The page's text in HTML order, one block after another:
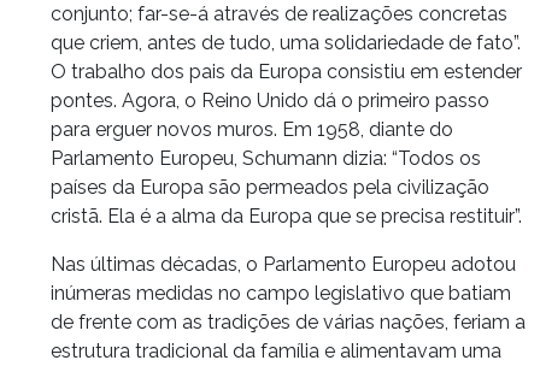
conjunto; far-se-á através de realizações concretas
que criem, antes de tudo, uma solidariedade de fato”.
O trabalho dos pais da Europa consistiu em estender
pontes. Agora, o Reino Unido dá o primeiro passo
para erguer novos muros. Em 1958, diante do
Parlamento Europeu, Schumann dizia: “Todos os
países da Europa são permeados pela civilização
cristã. Ela é a alma da Europa que se precisa restituir”.
Nas últimas décadas, o Parlamento Europeu adotou
inúmeras medidas no campo legislativo que batiam
de frente com as tradições de várias nações, feriam a
estrutura tradicional da família e alimentavam uma